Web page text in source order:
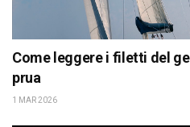
Come leggere i filetti del
prua
1 MAR 2026